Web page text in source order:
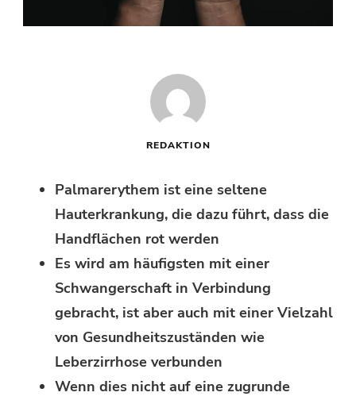
REDAKTION
Palmarerythem ist eine seltene
Hauterkrankung, die dazu führt, dass die
Handflächen rot werden
Es wird am häufigsten mit einer
Schwangerschaft in Verbindung
gebracht, ist aber auch mit einer Vielzahl
von Gesundheitszuständen wie
Leberzirrhose verbunden
Wenn dies nicht auf eine zugrunde